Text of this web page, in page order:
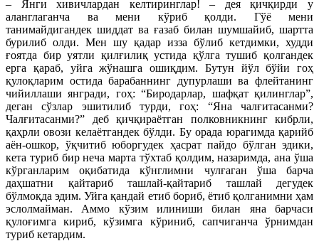
– Янги хивичлардан келтиринглар! – дея қичқирди у
аланглаганча ва мени кўриб қолди. Гўё мени
танимайдигандек шиддат ва ғазаб билан шумшайиб, шартта
бурилиб олди. Мен шу қадар изза бўлиб кетдимки, худди
ғоятда бир yятли қилғилиқ устида қўлга тушиб қолгандек
ерга қараб, уйга жўнашга ошиқдим. Бутун йўл бўйи гоҳ
қулоқларим остида барабаннинг дупурлаши ва флейтанинг
чийиллаши янгради, гоҳ: “Биродарлар, шафқат қилинглар”,
деган сўзлар эшитилиб турди, гоҳ: “Яна чалғитасанми?
Чалғитасанми?” деб қичқираётган полковникнинг кибрли,
қаҳрли овози келаётгандек бўлди. Бу орада юрагимда қарийб
аён-ошкор, ўқчитиб юборгудек ҳасрат пайдо бўлган эдики,
кета туриб бир неча марта тўхтаб қолдим, назаримда, ана ўша
кўрганларим оқибатида кўнглимни чулғаган ўша барча
даҳшатни қайтариб ташлай-қайтариб ташлай дегудек
бўлмоқда эдим. Уйга қандай етиб бориб, ётиб қолганимни ҳам
эслолмайман. Аммо кўзим илиниши билан яна барчаси
қулоғимга кириб, кўзимга кўриниб, сапчиганча ўрнимдан
туриб кетардим.